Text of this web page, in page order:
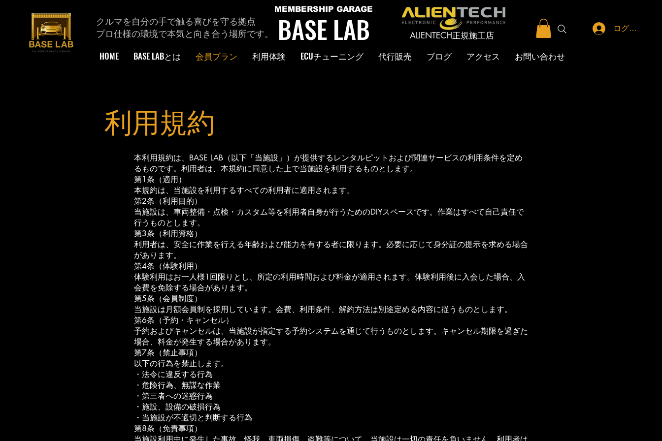
クルマを自分の手で触る喜びを守る拠点
プロ仕様の環境で本気と向き合う場所です。
BASE LAB
MEMBERSHIP GARAGE
ALIENTECH正規施工店
ログイン
HOME BASE LABとは 会員プラン 利用体験 ECUチューニング 代行販売 ブログ アクセス お問い合わせ
利用規約
本利用規約は、BASE LAB（以下「当施設」）が提供するレンタルピットおよび関連サービスの利用条件を定め
るものです。利用者は、本規約に同意した上で当施設を利用するものとします。
第1条（適用）
本規約は、当施設を利用するすべての利用者に適用されます。
第2条（利用目的）
当施設は、車両整備・点検・カスタム等を利用者自身が行うためのDIYスペースです。作業はすべて自己責任で
行うものとします。
第3条（利用資格）
利用者は、安全に作業を行える年齢および能力を有する者に限ります。必要に応じて身分証の提示を求める場合
があります。
第4条（体験利用）
体験利用はお一人様1回限りとし、所定の利用時間および料金が適用されます。体験利用後に入会した場合、入
会費を免除する場合があります。
第5条（会員制度）
当施設は月額会員制を採用しています。会費、利用条件、解約方法は別途定める内容に従うものとします。
第6条（予約・キャンセル）
予約およびキャンセルは、当施設が指定する予約システムを通じて行うものとします。キャンセル期限を過ぎた
場合、料金が発生する場合があります。
第7条（禁止事項）
以下の行為を禁止します。
・法令に違反する行為
・危険行為、無謀な作業
・第三者への迷惑行為
・施設、設備の破損行為
・当施設が不適切と判断する行為
第8条（免責事項）